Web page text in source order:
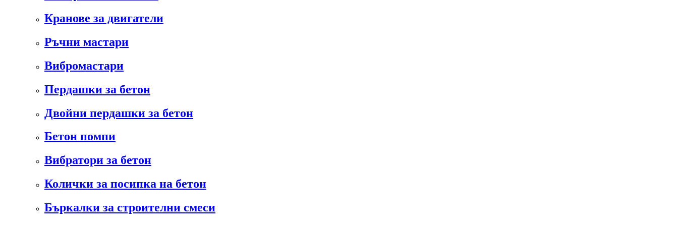
Кранове за двигатели
Ръчни мастари
Вибромастари
Пердашки за бетон
Двойни пердашки за бетон
Бетон помпи
Вибратори за бетон
Колички за посипка на бетон
Бъркалки за строителни смеси